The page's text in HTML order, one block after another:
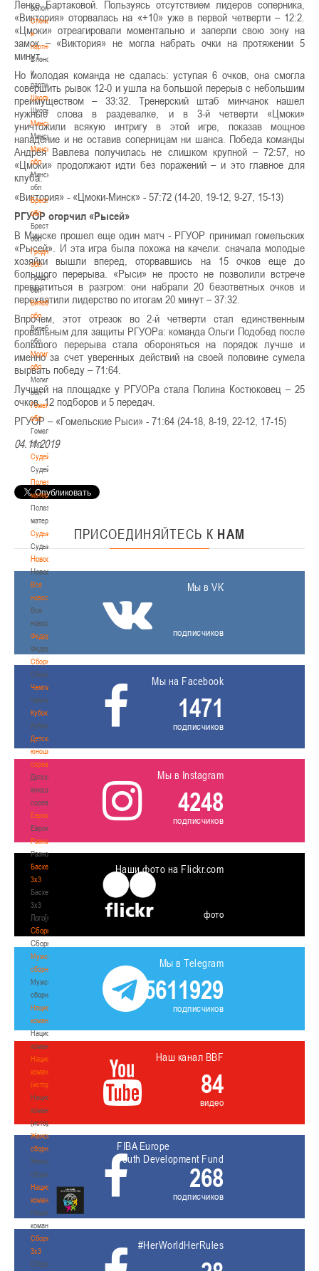
волонтером
Спонсоры
и
партнеры
Спонсоры
и
партнеры
Школы
Школы
Минск
Минск
Минская
обл
Минская
обл
Брестская
обл
Брестская
обл
Гродненская
обл
Гродненская
обл
Витебская
обл
Витебская
обл
Могилевская
обл
Могилевская
обл
Гомельская
обл
Гомельская
обл
Судейство
Судейство
Полезные
материалы
Полезные
материалы
Судьи
Судьи
Новости
Новости
Все
новости
Все
новости
Федерация
Федерация
Сборные
Сборные
Чемпионат
Чемпионат
Кубок
Кубок
Детско-
юношеские
соревнования
Детско-
юношеские
соревнования
Еврокубки
Еврокубки
Разное
Разное
Баскетбол
3х3
Баскетбол
3х3
Лого[modid=121]
Сборные
Сборные
Мужские
сборные
Мужские
сборные
Национальная
команда
Национальная
команда
Национальная
команда
(история)
Национальная
команда
(история)
Женские
сборные
Женские
сборные
Национальная
команда
Национальная
команда
Сборные
3х3
Сборные
Ленке Бартаковой. Пользуясь отсутствием лидеров соперника,
«Виктория» оторвалась на «+10» уже в первой четверти – 12:2.
«Цмоки» отреагировали моментально и заперли свою зону на
замок – «Виктория» не могла набрать очки на протяжении 5
минут.
Но молодая команда не сдалась: уступая 6 очков, она смогла
совершить рывок 12-0 и ушла на большой перерыв с небольшим
преимуществом – 33:32. Тренерский штаб минчанок нашел
нужные слова в раздевалке, и в 3-й четверти «Цмоки»
уничтожили всякую интригу в этой игре, показав мощное
нападение и не оставив соперницам ни шанса. Победа команды
Андрея Вавлева получилась не слишком крупной – 72:57, но
«Цмоки» продолжают идти без поражений – и это главное для
клуба.
«Виктория» - «Цмоки-Минск» - 57:72 (14-20, 19-12, 9-27, 15-13)
РГУОР огорчил «Рысей»
В Минске прошел еще один матч - РГУОР принимал гомельских
«Рысей». И эта игра была похожа на качели: сначала молодые
хозяйки вышли вперед, оторвавшись на 15 очков еще до
большого перерыва. «Рыси» не просто не позволили встрече
превратиться в разгром: они набрали 20 безответных очков и
перехватили лидерство по итогам 20 минут – 37:32.
Впрочем, этот отрезок во 2-й четверти стал единственным
провальным для защиты РГУОРа: команда Ольги Подобед после
большого перерыва стала обороняться на порядок лучше и
именно за счет уверенных действий на своей половине сумела
вырвать победу – 71:64.
Лучшей на площадке у РГУОРа стала Полина Костюковец – 25
очков, 12 подборов и 5 передач.
РГУОР – «Гомельские Рыси» - 71:64 (24-18, 8-19, 22-12, 17-15)
04.11.2019
ПРИСОЕДИНЯЙТЕСЬ К НАМ
Мы в VK
подписчиков
Мы на Facebook
1471
подписчиков
Мы в Instagram
4248
подписчиков
Наши фото на Flickr.com
фото
Мы в Telegram
5611929
подписчиков
Наш канал BBF
84
видео
FIBA Europe
Youth Development Fund
268
подписчиков
#HerWorldHerRules